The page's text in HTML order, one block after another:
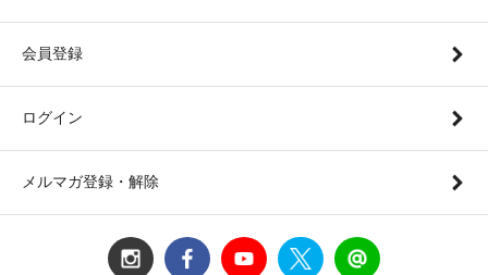
会員登録
ログイン
メルマガ登録・解除